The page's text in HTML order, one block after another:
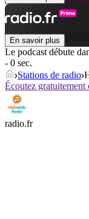
En savoir plus
Le podcast débute
- 0 sec.
Stations de radio
Écoutez gratuitement
radio.fr